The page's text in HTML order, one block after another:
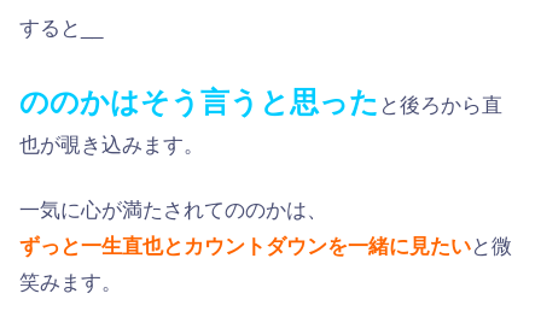
すると__
ののかはそう言うと思った と後ろから直
也が覗き込みます。
一気に心が満たされてののかは、
ずっと一生直也とカウントダウンを一緒に見たいと微
笑みます。